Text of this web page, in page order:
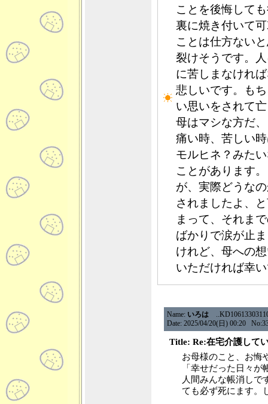
ことを後悔して
裏に焼き付いて
ことは仕方ない
裂けそうです。
に苦しまなけれ
悲しいです。も
い思いをされて
母はマシな方だ
痛い時、苦しい
モルヒネ？みた
ことがあります
が、実際どうな
されましたよ、
まって、それま
ばかりで涙が止
けれど、母への
いただければ幸
Name: いろは
Date: 2025/04/20(日) 00:20
Title: Re:在宅介護して
お母様のこと、お悔
「幸せだった日々
人間みんな帳消しで
ても必ず死にます。